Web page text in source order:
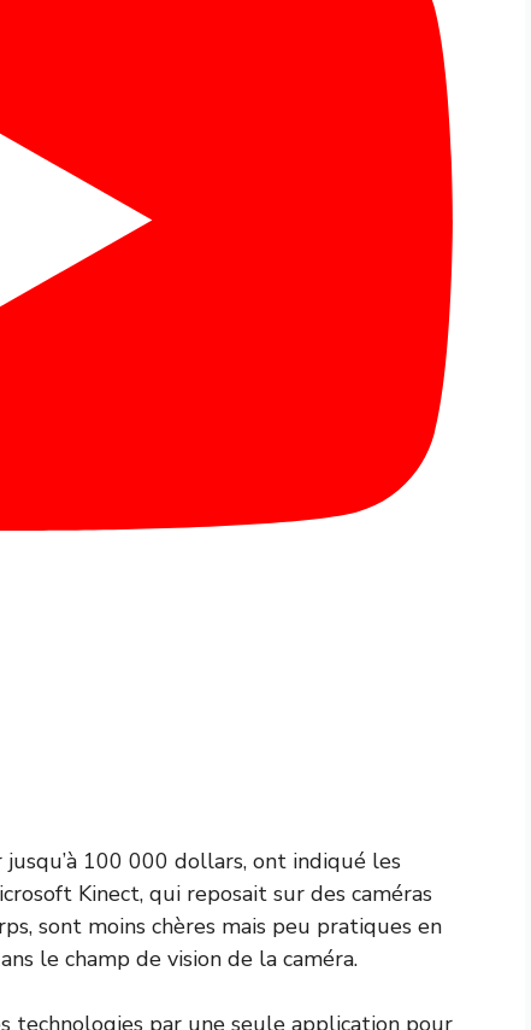
100 000 dollars, ont indiqué les
Kinect, qui reposait sur des caméras
sont moins chères mais peu pratiques en
le champ de vision de la caméra.
technologies par une seule application pour